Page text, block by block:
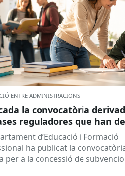
ENTRE ADMINISTRACIONS
la convocatòria
reguladores que han
de subvencions a
per al
de formació i inserció,
d’Educació i Formació
ha publicat la
per a la concessió de